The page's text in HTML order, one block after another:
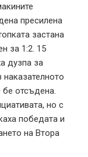
пресилена
застана
за 1:2. 15
дузпа за
бе отсъдена.
но с
победата и
на Втора